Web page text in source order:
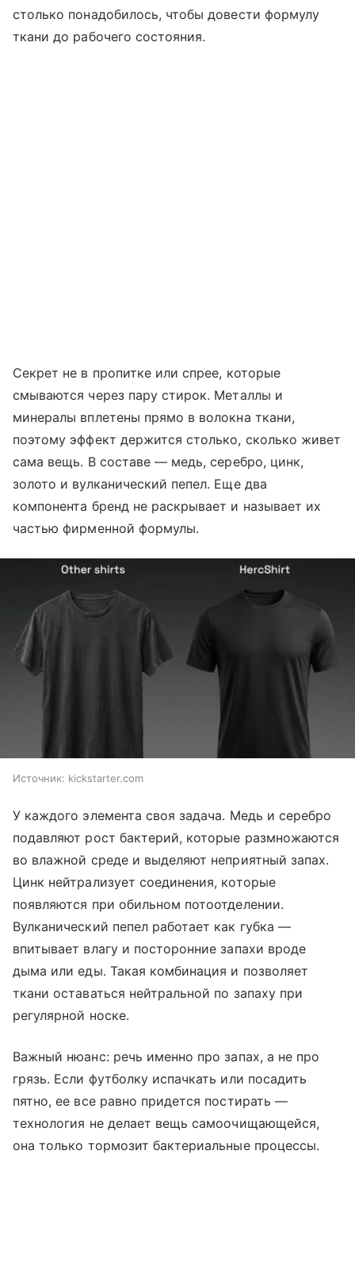
столько понадобилось, чтобы довести формулу
ткани до рабочего состояния.
Секрет не в пропитке или спрее, которые
смываются через пару стирок. Металлы и
минералы вплетены прямо в волокна ткани,
поэтому эффект держится столько, сколько живет
сама вещь. В составе — медь, серебро, цинк,
золото и вулканический пепел. Еще два
компонента бренд не раскрывает и называет их
частью фирменной формулы.
Источник: kickstarter.com
У каждого элемента своя задача. Медь и серебро
подавляют рост бактерий, которые размножаются
во влажной среде и выделяют неприятный запах.
Цинк нейтрализует соединения, которые
появляются при обильном потоотделении.
Вулканический пепел работает как губка —
впитывает влагу и посторонние запахи вроде
дыма или еды. Такая комбинация и позволяет
ткани оставаться нейтральной по запаху при
регулярной носке.
Важный нюанс: речь именно про запах, а не про
грязь. Если футболку испачкать или посадить
пятно, ее все равно придется постирать —
технология не делает вещь самоочищающейся,
она только тормозит бактериальные процессы.